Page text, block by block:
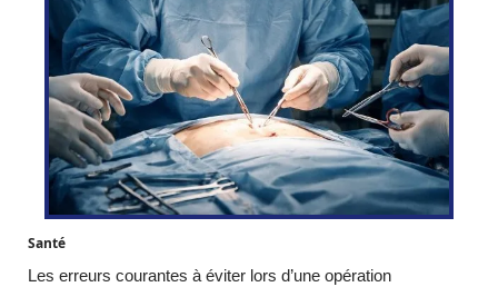
Santé
Les erreurs courantes à éviter lors d’une opération